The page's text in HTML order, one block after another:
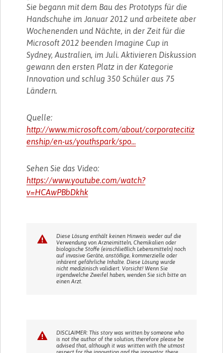
Sie begann mit dem Bau des Prototyps für die
Handschuhe im Januar 2012 und arbeitete aber
Wochenenden und Nächte, in der Zeit für die
Microsoft 2012 beenden Imagine Cup in
Sydney, Australien, im Juli. Aktivieren Diskussion
gewann den ersten Platz in der Kategorie
Innovation und schlug 350 Schüler aus 75
Ländern.
Quelle:
http://www.microsoft.com/about/corporatecitiz
enship/en-us/youthspark/spo...
Sehen Sie das Video:
https://www.youtube.com/watch?
v=HCAwPBbDkhk
Diese Lösung enthält keinen Hinweis weder auf die
Verwendung von Arzneimitteln, Chemikalien oder
biologische Stoffe (einschließlich Lebensmitteln) noch
auf invasive Geräte, anstößige, kommerzielle oder
inhärent gefährliche Inhalte. Diese Lösung wurde
nicht medizinisch validiert. Vorsicht! Wenn Sie
irgendwelche Zweifel haben, wenden Sie sich bitte an
einen Arzt.
DISCLAIMER: This story was written by someone who
is not the author of the solution, therefore please be
advised that, although it was written with the utmost